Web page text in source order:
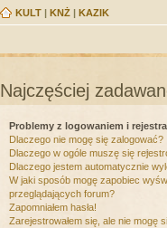
KULT | KNŻ | KAZIK
Najczęściej
Problemy z logowaniem i
Dlaczego nie mogę się zalogować?
Dlaczego w ogóle muszę się
Dlaczego jestem automatycznie
W jaki sposób mogę zapobiec
przeglądających forum?
Zapomniałem hasła!
Zarejestrowałem się, ale nie mogę